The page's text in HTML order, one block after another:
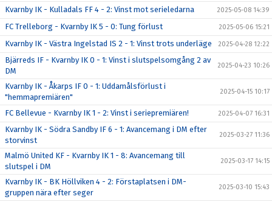
Kvarnby IK - Kulladals FF 4 - 2: Vinst mot serieledarna 2025-05-08 14:39
FC Trelleborg - Kvarnby IK 5 - 0: Tung förlust 2025-05-06 15:21
Kvarnby IK - Västra Ingelstad IS 2 - 1: Vinst trots underläge 2025-04-28 12:22
Bjärreds IF - Kvarnby IK 0 - 1: Vinst i slutspelsomgång 2 av
DM
2025-04-23 10:26
Kvarnby IK - Åkarps IF 0 - 1: Uddamålsförlust i
"hemmapremiären"
2025-04-15 10:17
FC Bellevue - Kvarnby IK 1 - 2: Vinst i seriepremiären! 2025-04-07 16:31
Kvarnby IK - Södra Sandby IF 6 - 1: Avancemang i DM efter
storvinst
2025-03-27 11:36
Malmö United KF - Kvarnby IK 1 - 8: Avancemang till
slutspel i DM
2025-03-17 14:15
Kvarnby IK - BK Höllviken 4 - 2: Förstaplatsen i DM-
gruppen nära efter seger
2025-03-10 15:43